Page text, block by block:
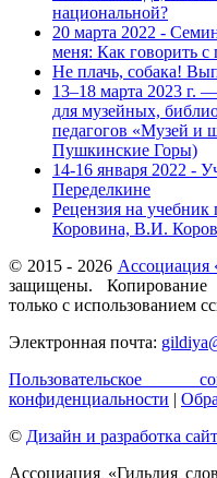
национальной?
20 марта 2022 -
меня: Как говорить с
Не плачь, собака!
13–18 марта 2023 г.
для музейных,
педагогов «Музей и
Пушкинские Горы)
14-16 января 2022 -
Переделкине
Рецензия на учебник
Коровина, В.И.
© 2015 - 2026 Ассоциация
защищены. Копирование
только с использованием
Электронная почта:
Пользовательское
конфиденциальности |
© Дизайн и разработка
Ассоциация «Гильдия